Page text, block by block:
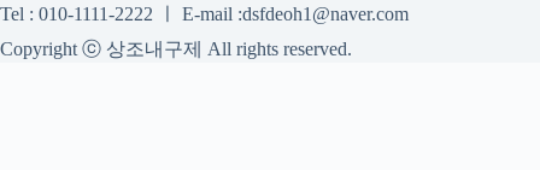
Tel : 010-1111-2222 ㅣ E-mail :dsfdeoh1@naver.com
Copyright ⓒ 상조내구제 All rights reserved.